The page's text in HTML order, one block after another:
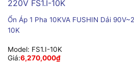
Ổn Áp 1 Pha 10KVA FUSHIN Dải
10K
Model: FS1.I-10K
Giá:6,270,000₫